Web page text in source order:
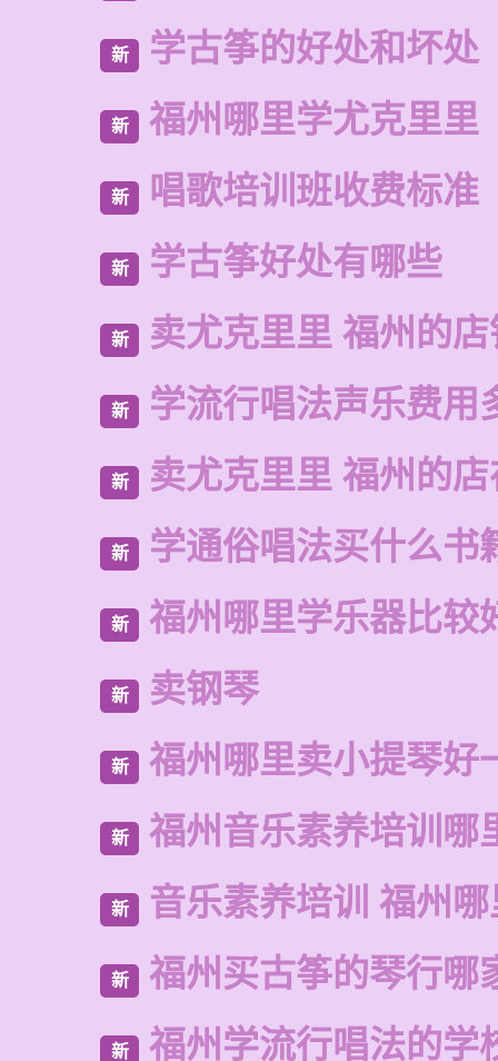
新 学古筝的好处和坏处
新 福州哪里学尤克里里
新 唱歌培训班收费标准
新 学古筝好处有哪些
新 卖尤克里里 福州的
新 学流行唱法声乐费用
新 卖尤克里里 福州的
新 学通俗唱法买什么书
新 福州哪里学乐器比较
新 卖钢琴
新 福州哪里卖小提琴好
新 福州音乐素养培训哪
新 音乐素养培训 福州
新 福州买古筝的琴行哪
新 福州学流行唱法的学